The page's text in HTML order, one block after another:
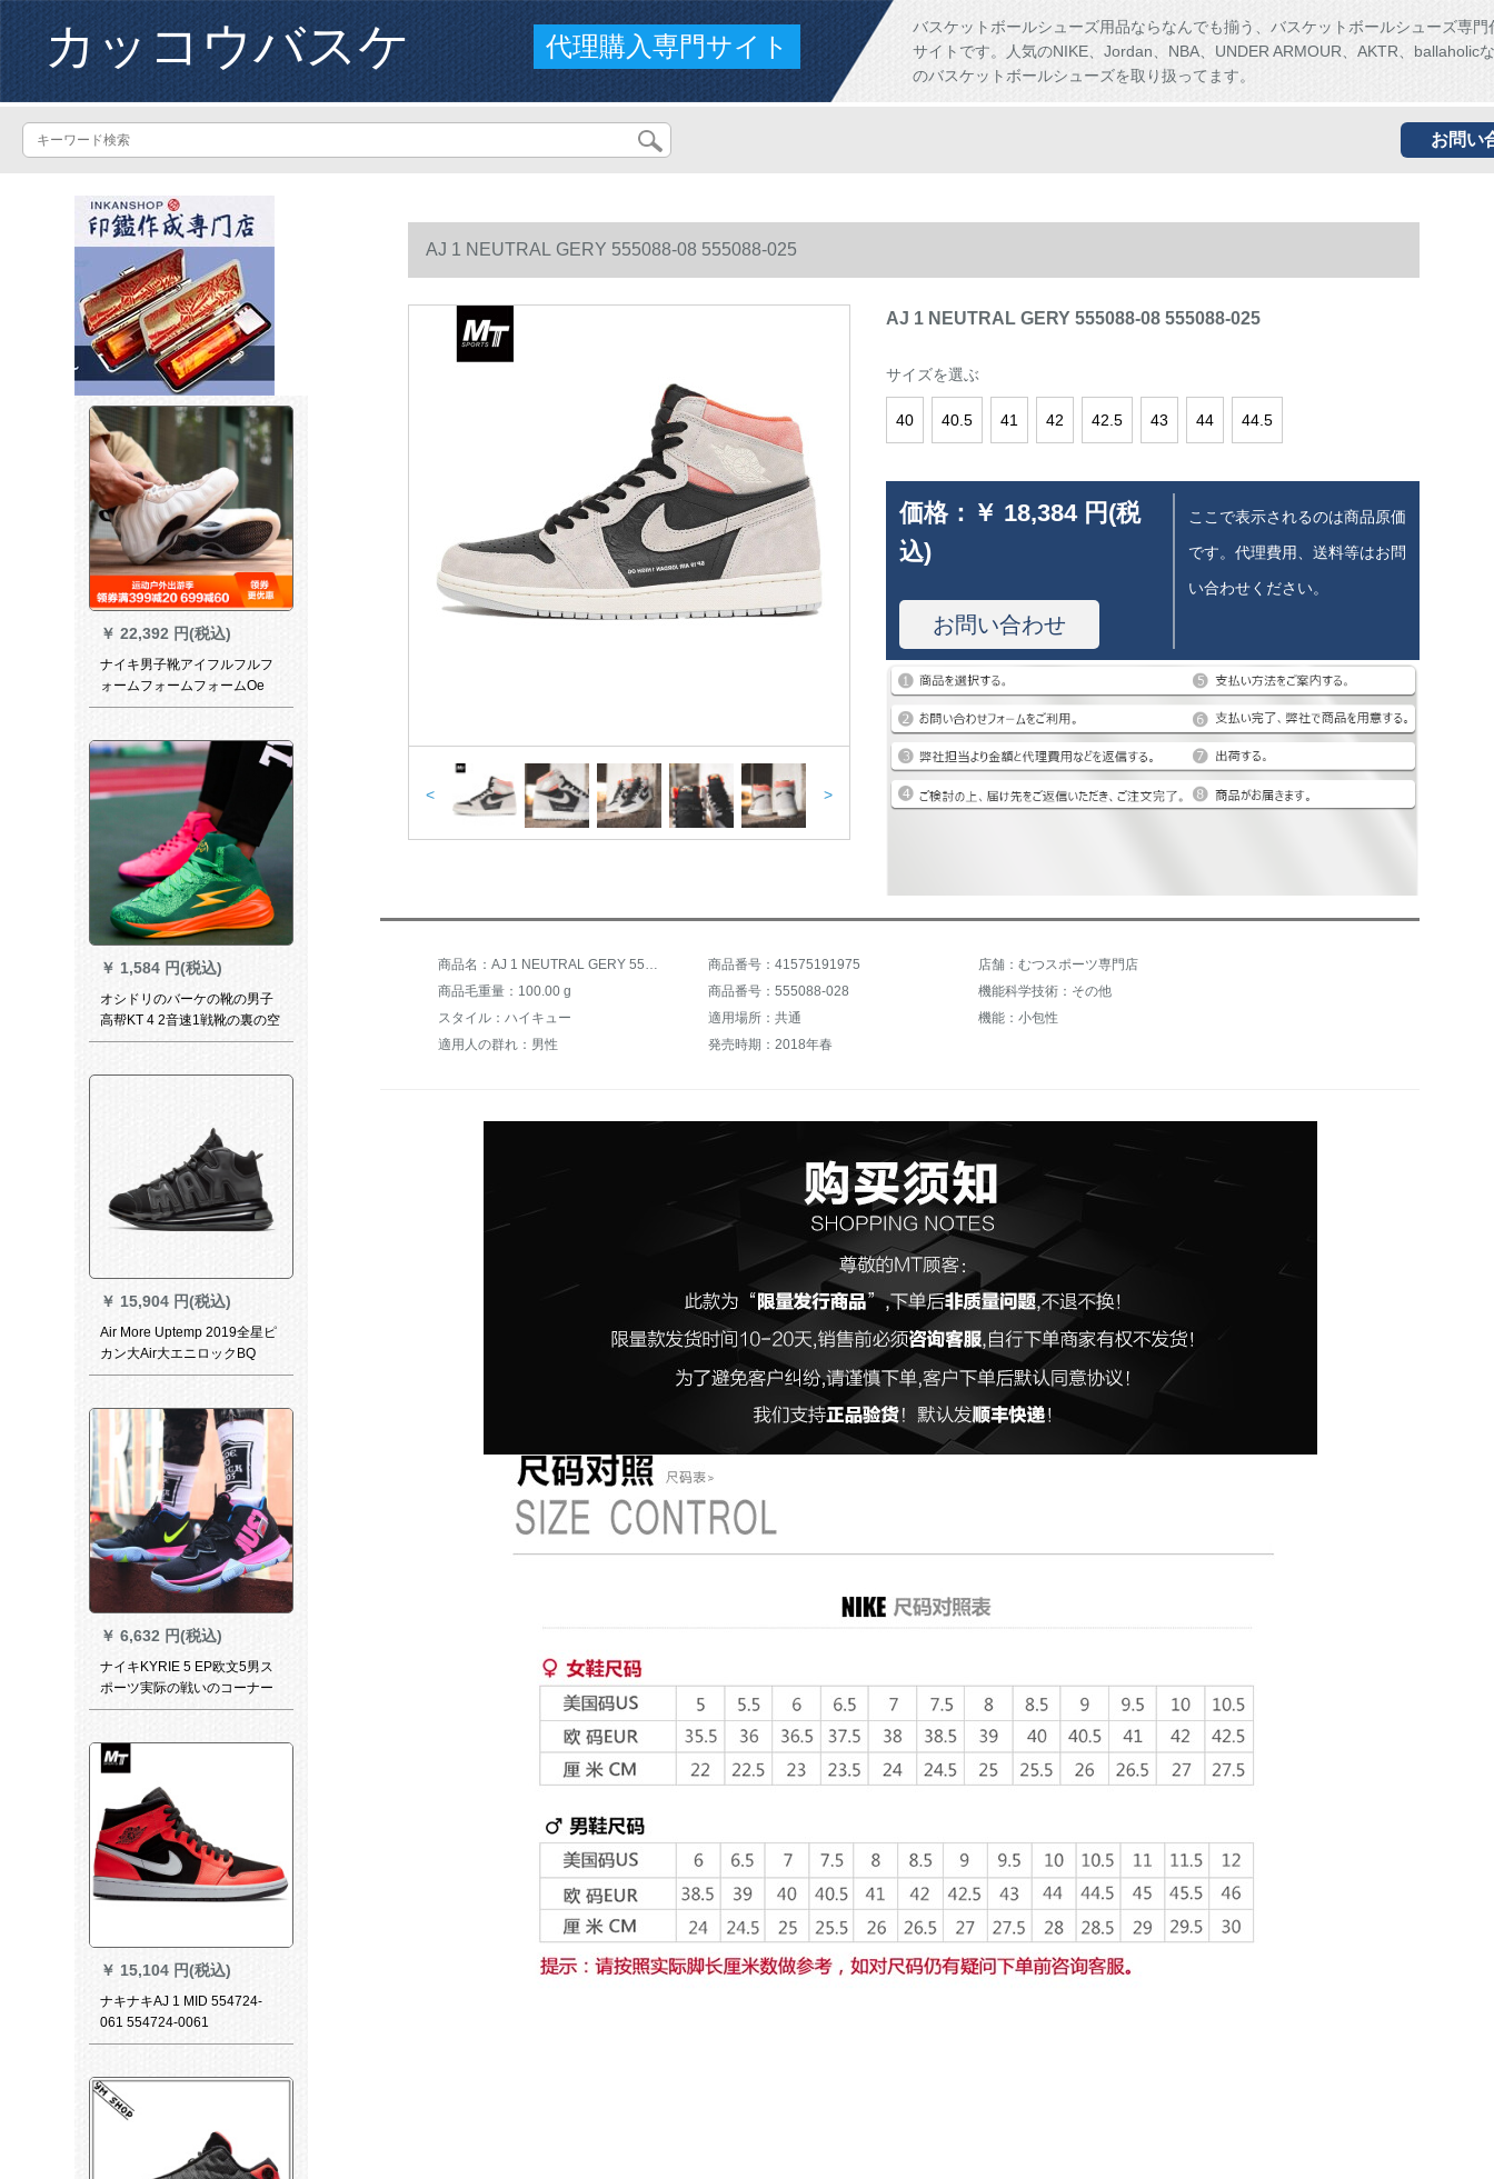
カッコウバスケ 代理購入専門サイト
バスケットボールシューズ用品ならなんでも揃う、バスケットボールシューズ専門
サイトです。人気のNIKE、Jordan、NBA、UNDER ARMOUR、AKTR、ballaholic
のバスケットボールシューズを取り扱ってます。
お問い
￥ 22,392 円(税込)
ナイキ男子靴アイフルフルフ
ォームフォームフォームOe
Oeリングのパプリカ泡液銀
3963-101大理石スラブ42.5
￥ 1,584 円(税込)
オシドリのバーケの靴の男子
高帮KT 4 2音速1戦靴の裏の空
気を通して学生のスッポリの
￥ 15,904 円(税込)
Air More Uptemp 2019全星ピ
カン大Air大エニロックBQ
7668-001 BQ 7668-001黒42
￥ 6,632 円(税込)
ナイキKYRIE 5 EP欧文5男ス
ポーツ実际の戦いのコーナー
緩震バッシュボックスブーツ
￥ 15,104 円(税込)
ナキナキAJ 1 MID 554724-
061 554724-0061
AJ 1 NEUTRAL GERY 555088-08 555088-025
< >
AJ 1 NEUTRAL GERY 555088-08 555088-025
サイズを選ぶ
40 40.5 41 42 42.5 43 44 44.5
価格： ￥ 18,384 円(税
込)
お問い合わせ
ここで表示されるのは商品原価
です。代理費用、送料等はお問
い合わせください。
商品名：AJ 1 NEUTRAL GERY 555088-028 555088-025 商品番号：41575191975
店舗：むつスポーツ専門店
商品毛重量：100.00 g
商品番号：555088-028
機能科学技術：その他
スタイル：ハイキュー
適用場所：共通
機能：小包性
適用人の群れ：男性
発売時期：2018年春